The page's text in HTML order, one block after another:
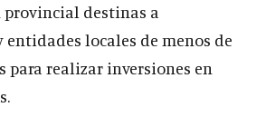
destinas a
locales de menos de
para realizar inversiones en